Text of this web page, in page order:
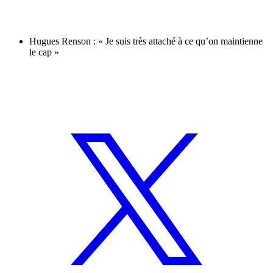
Hugues Renson : « Je suis très attaché à ce qu’on maintienne
le cap »